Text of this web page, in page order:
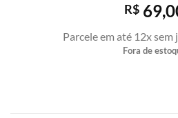
R$
Parcele em até 12x
Fora de